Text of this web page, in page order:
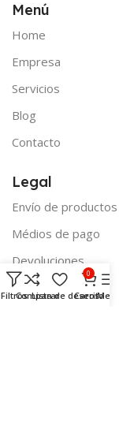
Menú
Home
Empresa
Servicios
Blog
Contacto
Legal
Envío de productos
Médios de pago
Devoluciones
Contacto:
FiltrosComparar
Lista de deseos
0
CarritoMenú